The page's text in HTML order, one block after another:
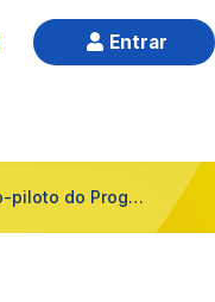
Entrar
Projeto-piloto do Programa Empodera